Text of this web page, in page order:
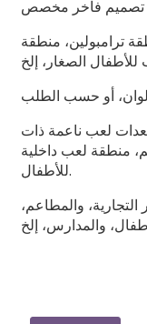
ترامبولين، منطقة
أو حسب الطلب
لعب ناعمة ذات
منطقة لعب داخلية
للأطفال.
والمطاعم،